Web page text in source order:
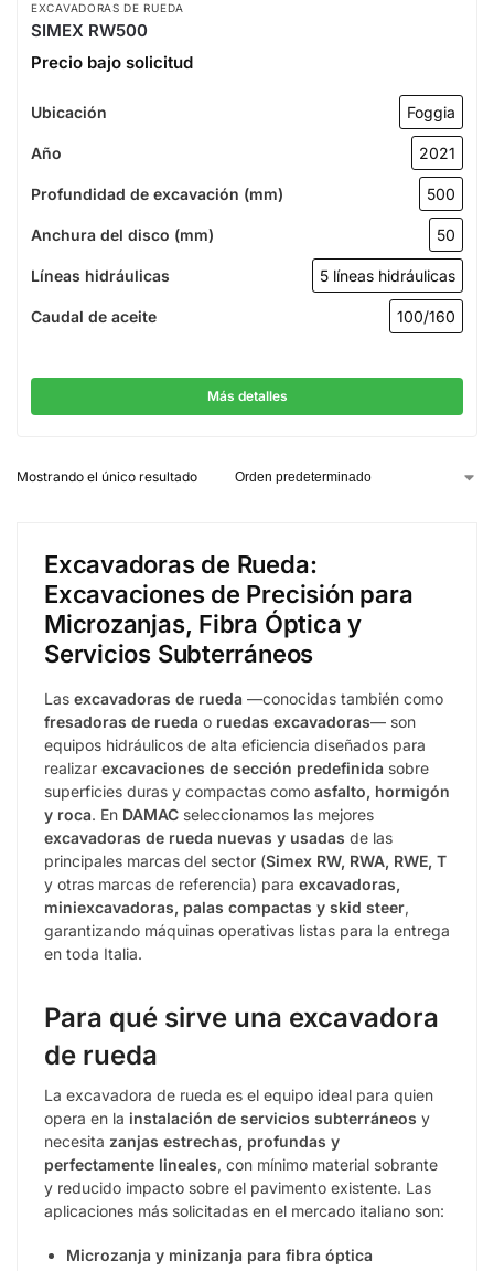
EXCAVADORAS DE RUEDA
SIMEX RW500
Precio bajo solicitud
Ubicación Foggia
Año 2021
Profundidad de excavación (mm) 500
Anchura del disco (mm) 50
Líneas hidráulicas 5 líneas hidráulicas
Caudal de aceite 100/160
Más detalles
Mostrando el único resultado
Excavadoras de Rueda:
Excavaciones de Precisión para
Microzanjas, Fibra Óptica y
Servicios Subterráneos
Las excavadoras de rueda —conocidas también como
fresadoras de rueda o ruedas excavadoras— son
equipos hidráulicos de alta eficiencia diseñados para
realizar excavaciones de sección predefinida sobre
superficies duras y compactas como asfalto, hormigón
y roca. En DAMAC seleccionamos las mejores
excavadoras de rueda nuevas y usadas de las
principales marcas del sector (Simex RW, RWA, RWE, T
y otras marcas de referencia) para excavadoras,
miniexcavadoras, palas compactas y skid steer,
garantizando máquinas operativas listas para la entrega
en toda Italia.
Para qué sirve una excavadora
de rueda
La excavadora de rueda es el equipo ideal para quien
opera en la instalación de servicios subterráneos y
necesita zanjas estrechas, profundas y
perfectamente lineales, con mínimo material sobrante
y reducido impacto sobre el pavimento existente. Las
aplicaciones más solicitadas en el mercado italiano son:
Microzanja y minizanja para fibra óptica